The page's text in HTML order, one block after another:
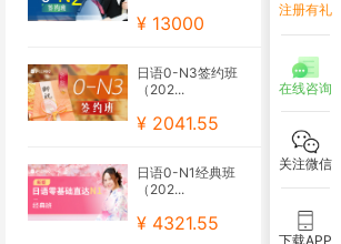
¥ 13000
日语0-N3签约班
（202...
¥ 2041.55
日语0-N1经典班
（202...
¥ 4321.55
注册有礼
在线咨询
关注微信
下载APP